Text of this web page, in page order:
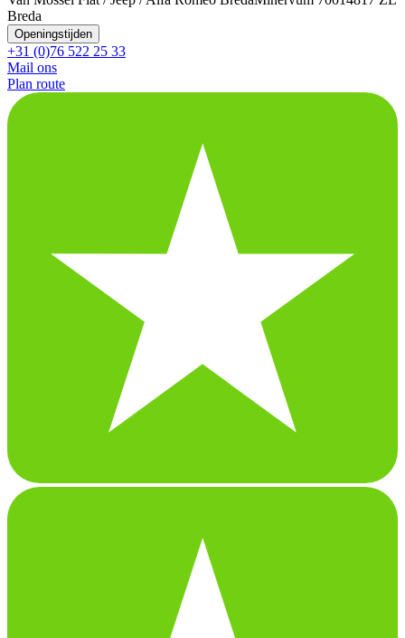
Breda
Openingstijden
+31 (0)76 522 25 33
Mail ons
Plan route